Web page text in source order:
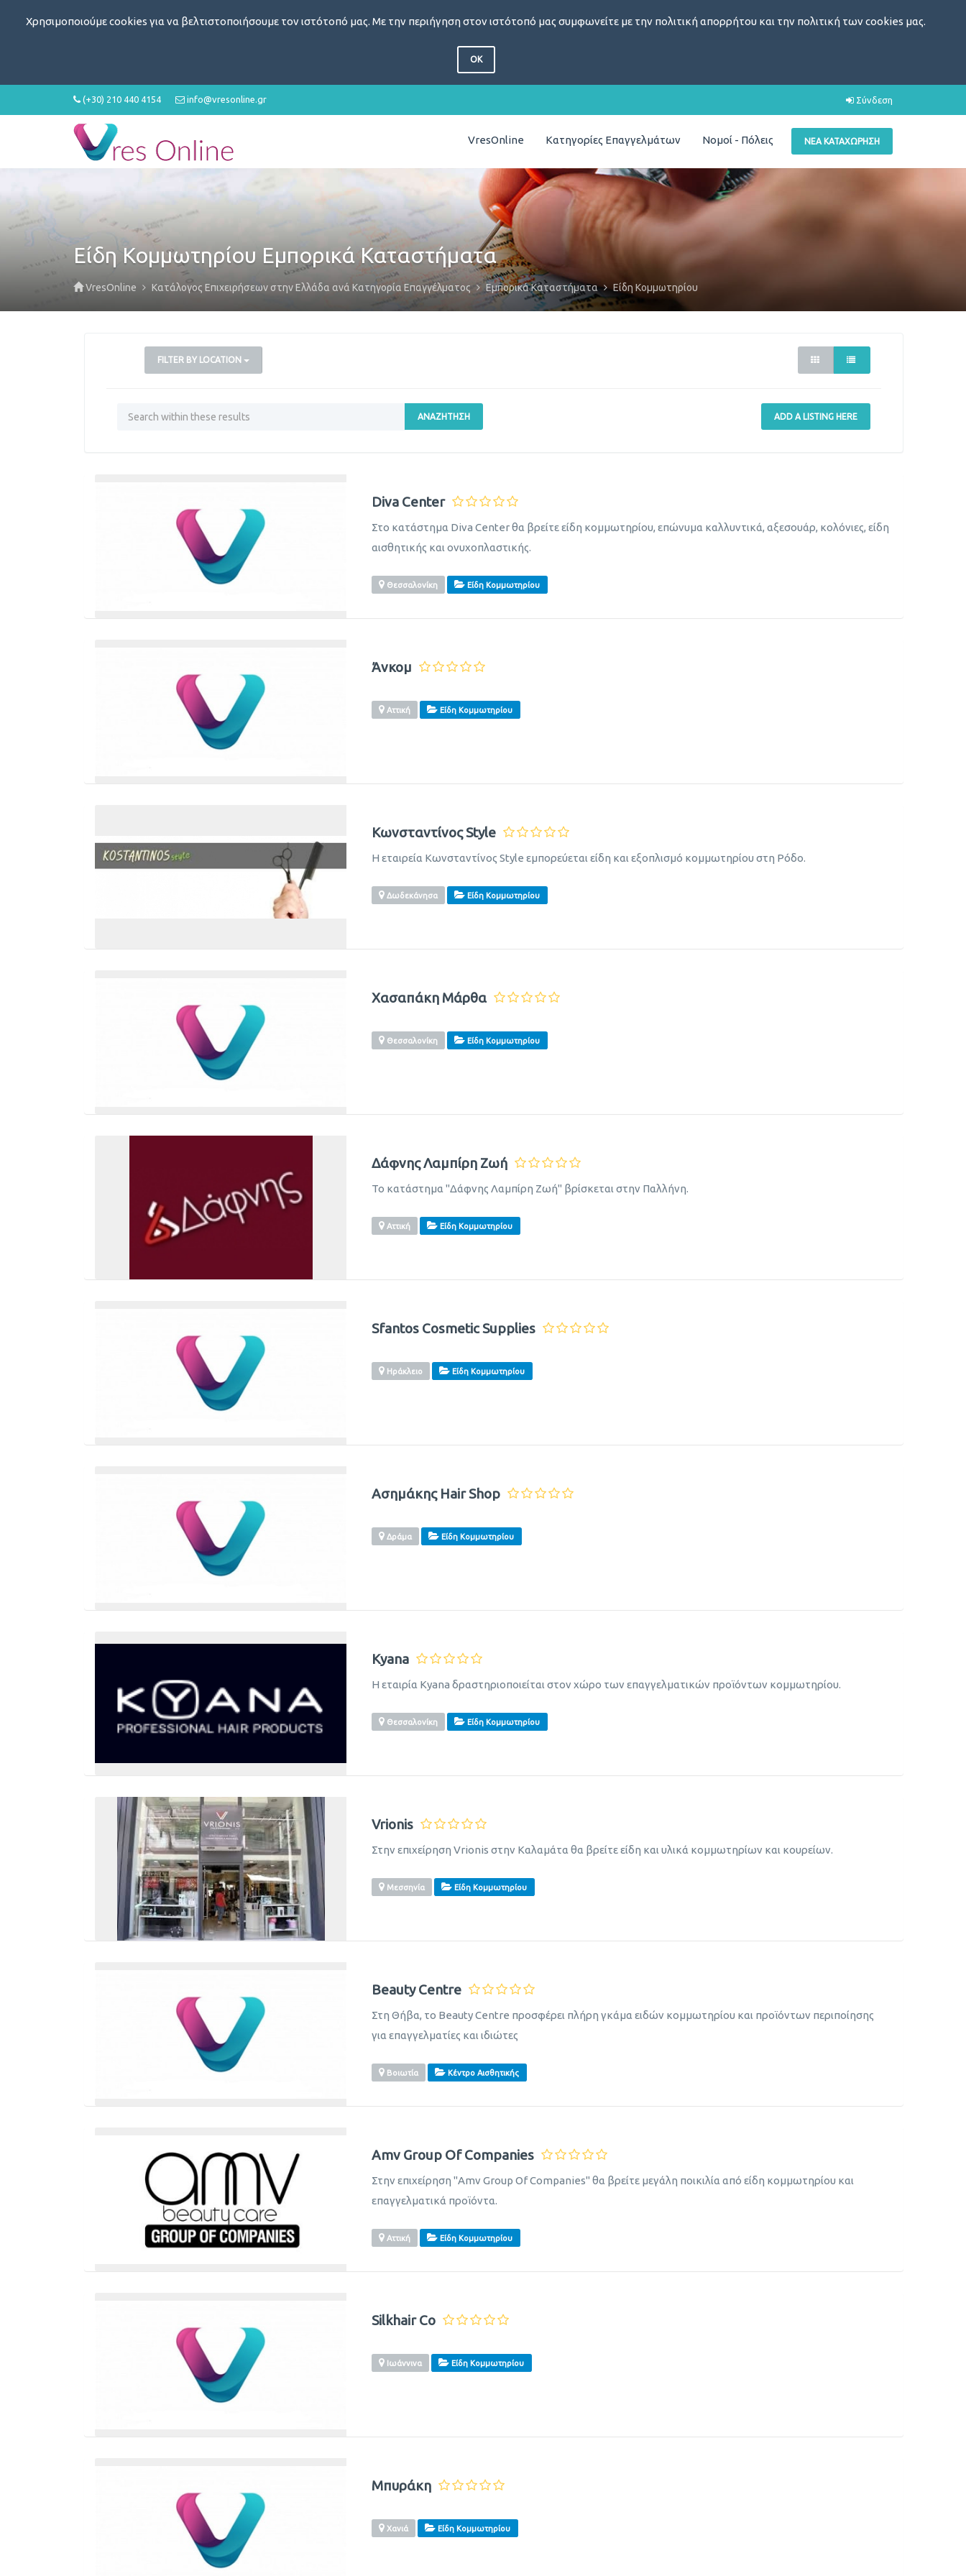
Χρησιμοποιούμε cookies για να βελτιστοποιήσουμε τον ιστότοπό μας. Με την περιήγηση στον ιστότοπό μας συμφωνείτε με την πολιτική απορρήτου και την πολιτική των cookies μας.
OK
Σύνδεση
(+30) 210 440 4154 info@vresonline.gr
ΝΈΑ ΚΑΤΑΧΏΡΗΣΗ
VresOnline Κατηγορίες Επαγγελμάτων Νομοί - Πόλεις
Είδη Κομμωτηρίου Εμπορικά Καταστήματα
VresOnline Κατάλογος Επιχειρήσεων στην Ελλάδα ανά Κατηγορία Επαγγέλματος Εμπορικά Καταστήματα Είδη Κομμωτηρίου
FILTER BY LOCATION
ΑΝΑΖΉΤΗΣΗ ADD A LISTING HERE
Diva Center
Στο κατάστημα Diva Center θα βρείτε είδη κομμωτηρίου, επώνυμα καλλυντικά, αξεσουάρ, κολόνιες, είδη
αισθητικής και ονυχοπλαστικής.
Θεσσαλονίκη Είδη Κομμωτηρίου
Άνκομ
Αττική Είδη Κομμωτηρίου
Κωνσταντίνος Style
Η εταιρεία Κωνσταντίνος Style εμπορεύεται είδη και εξοπλισμό κομμωτηρίου στη Ρόδο.
Δωδεκάνησα Είδη Κομμωτηρίου
Χασαπάκη Μάρθα
Θεσσαλονίκη Είδη Κομμωτηρίου
Δάφνης Λαμπίρη Ζωή
Το κατάστημα "Δάφνης Λαμπίρη Ζωή" βρίσκεται στην Παλλήνη.
Αττική Είδη Κομμωτηρίου
Sfantos Cosmetic Supplies
Ηράκλειο Είδη Κομμωτηρίου
Ασημάκης Hair Shop
Δράμα Είδη Κομμωτηρίου
Kyana
Η εταιρία Kyana δραστηριοποιείται στον χώρο των επαγγελματικών προϊόντων κομμωτηρίου.
Θεσσαλονίκη Είδη Κομμωτηρίου
Vrionis
Στην επιχείρηση Vrionis στην Καλαμάτα θα βρείτε είδη και υλικά κομμωτηρίων και κουρείων.
Μεσσηνία Είδη Κομμωτηρίου
Beauty Centre
Στη Θήβα, το Beauty Centre προσφέρει πλήρη γκάμα ειδών κομμωτηρίου και προϊόντων περιποίησης
για επαγγελματίες και ιδιώτες
Βοιωτία Κέντρο Αισθητικής
Amv Group Of Companies
Στην επιχείρηση "Amv Group Of Companies" θα βρείτε μεγάλη ποικιλία από είδη κομμωτηρίου και
επαγγελματικά προϊόντα.
Αττική Είδη Κομμωτηρίου
Silkhair Co
Ιωάννινα Είδη Κομμωτηρίου
Μπυράκη
Χανιά Είδη Κομμωτηρίου